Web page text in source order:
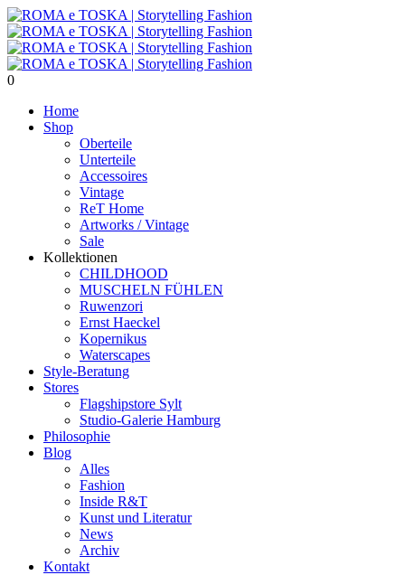
0
Home
Shop
Oberteile
Unterteile
Accessoires
Vintage
ReT Home
Artworks / Vintage
Sale
Kollektionen
CHILDHOOD
MUSCHELN FÜHLEN
Ruwenzori
Ernst Haeckel
Kopernikus
Waterscapes
Style-Beratung
Stores
Flagshipstore Sylt
Studio-Galerie Hamburg
Philosophie
Blog
Alles
Fashion
Inside R&T
Kunst und Literatur
News
Archiv
Kontakt